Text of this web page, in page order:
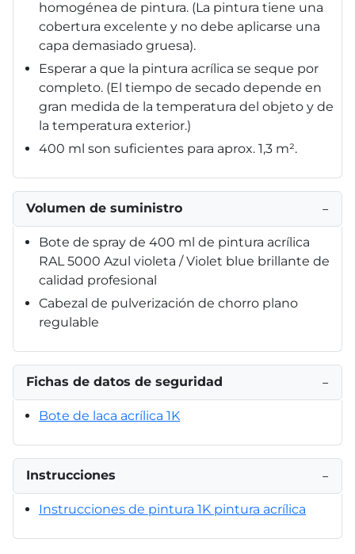
homogénea de pintura. (La pintura tiene una
cobertura excelente y no debe aplicarse una
capa demasiado gruesa).
Esperar a que la pintura acrílica se seque por
completo. (El tiempo de secado depende en
gran medida de la temperatura del objeto y de
la temperatura exterior.)
400 ml son suficientes para aprox. 1,3 m².
Volumen de suministro −
Bote de spray de 400 ml de pintura acrílica
RAL 5000 Azul violeta / Violet blue brillante de
calidad profesional
Cabezal de pulverización de chorro plano
regulable
Fichas de datos de seguridad −
Bote de laca acrílica 1K
Instrucciones −
Instrucciones de pintura 1K pintura acrílica